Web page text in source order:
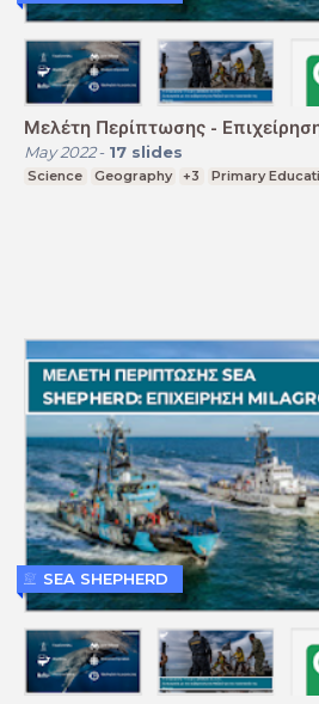
Μελέτη Περίπτωσης -
May 2022- 17 slides
Science Geography +3 Primary
SEA SHEPHERD